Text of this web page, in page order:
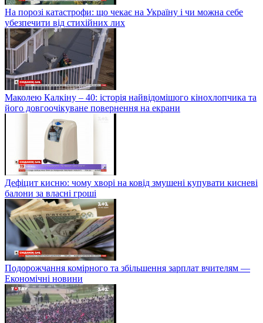
На порозі катастрофи: що чекає на Україну і чи можна себе
убезпечити від стихійних лих
Маколею Калкіну – 40: історія найвідомішого кінохлопчика та
його довгоочікуване повернення на екрани
Дефіцит кисню: чому хворі на ковід змушені купувати кисневі
балони за власні гроші
Подорожчання комірного та збільшення зарплат вчителям —
Економічні новини